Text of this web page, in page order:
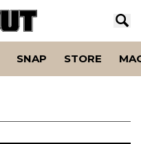
SNAP STORE